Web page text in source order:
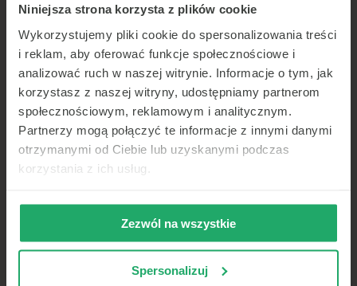
Niniejsza strona korzysta z plików cookie
Wykorzystujemy pliki cookie do spersonalizowania treści
i reklam, aby oferować funkcje społecznościowe i
analizować ruch w naszej witrynie. Informacje o tym, jak
korzystasz z naszej witryny, udostępniamy partnerom
społecznościowym, reklamowym i analitycznym.
Partnerzy mogą połączyć te informacje z innymi danymi
otrzymanymi od Ciebie lub uzyskanymi podczas
korzystania z ich usług.
Zezwól na wszystkie
Spersonalizuj
Lekarz pierwszego kontaktu w 15
minut — wideo, telefon lub czat.
Nowa recepta lub
leków bez wizyty osobiście.